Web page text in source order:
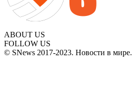
ABOUT US
FOLLOW US
© SNews 2017-2023. Новости в мире.